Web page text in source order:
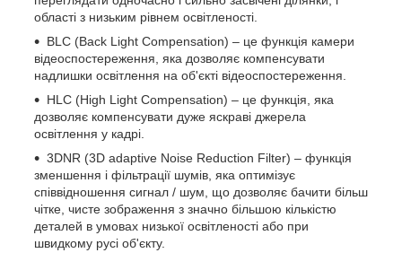
області з низьким рівнем освітленості.
BLC (Back Light Compensation) – це функція камери
відеоспостереження, яка дозволяє компенсувати
надлишки освітлення на об'єкті відеоспостереження.
HLC (High Light Compensation) – це функція, яка
дозволяє компенсувати дуже яскраві джерела
освітлення у кадрі.
3DNR (3D adaptive Noise Reduction Filter) – функція
зменшення і фільтрації шумів, яка оптимізує
співвідношення сигнал / шум, що дозволяє бачити більш
чітке, чисте зображення з значно більшою кількістю
деталей в умовах низької освітленості або при
швидкому русі об'єкту.